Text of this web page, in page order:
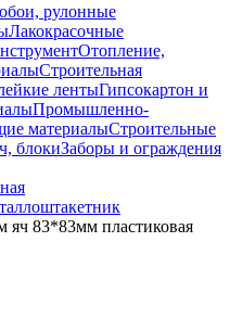
рулонные
Лакокрасочные
Отопление,
Строительная
лентыГипсокартон и
Промышленно-
материалыСтроительные
блокиЗаборы и ограждения
яч 83*83мм пластиковая